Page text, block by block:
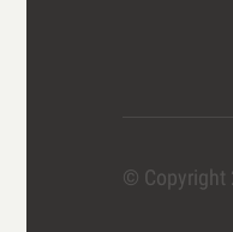
© Copyright